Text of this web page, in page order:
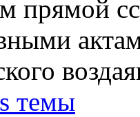
прямой
темы